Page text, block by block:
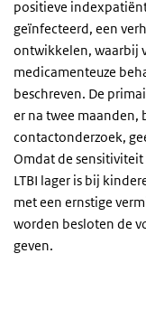
positieve
geïnfecteerd, een
ontwikkelen, waarbij
medicamenteuze
beschreven. De
er na twee maanden,
contactonderzoek,
Omdat de
LTBI lager is bij
met een ernstige
worden besloten de
geven.